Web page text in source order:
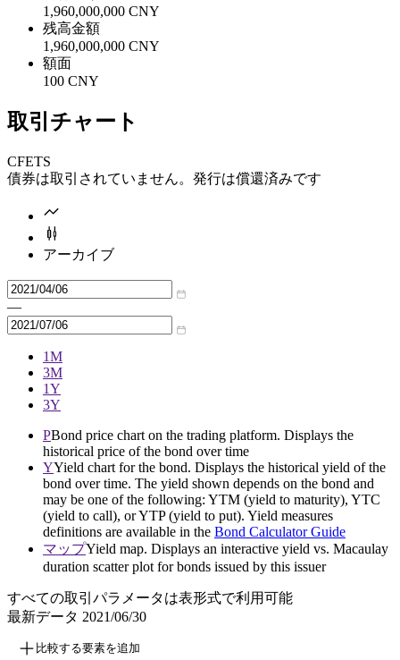
1,960,000,000 CNY
残高金額
1,960,000,000 CNY
額面
100 CNY
取引チャート
CFETS
債券は取引されていません。発行は償還済みです
アーカイブ
—
1M
3M
1Y
3Y
PBond price chart on the trading platform. Displays the
historical price of the bond over time
YYield chart for the bond. Displays the historical yield of the
bond over time. The yield shown depends on the bond and
may be one of the following: YTM (yield to maturity), YTC
(yield to call), or YTP (yield to put). Yield measures
definitions are available in the Bond Calculator Guide
マップYield map. Displays an interactive yield vs. Macaulay
duration scatter plot for bonds issued by this issuer
すべての取引パラメータは表形式で利用可能
最新データ 2021/06/30
比較する要素を追加